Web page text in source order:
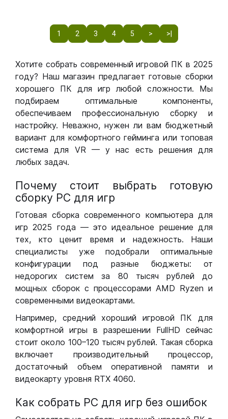
1 2 3 4 5 > >|
Хотите собрать современный игровой ПК в 2025
году? Наш магазин предлагает готовые сборки
хорошего ПК для игр любой сложности. Мы
подбираем оптимальные компоненты,
обеспечиваем профессиональную сборку и
настройку. Неважно, нужен ли вам бюджетный
вариант для комфортного гейминга или топовая
система для VR — у нас есть решения для
любых задач.
Почему стоит выбрать готовую
сборку РС для игр
Готовая сборка современного компьютера для
игр 2025 года — это идеальное решение для
тех, кто ценит время и надежность. Наши
специалисты уже подобрали оптимальные
конфигурации под разные бюджеты: от
недорогих систем за 80 тысяч рублей до
мощных сборок с процессорами AMD Ryzen и
современными видеокартами.
Например, средний хороший игровой ПК для
комфортной игры в разрешении FullHD сейчас
стоит около 100–120 тысяч рублей. Такая сборка
включает производительный процессор,
достаточный объем оперативной памяти и
видеокарту уровня RTX 4060.
Как собрать РС для игр без ошибок